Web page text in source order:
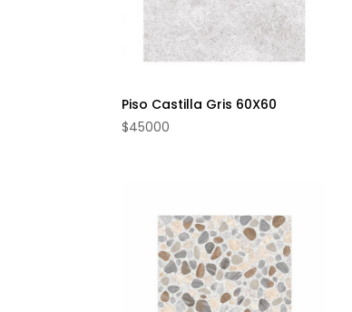
Piso Castilla Gris 60X60
$45000